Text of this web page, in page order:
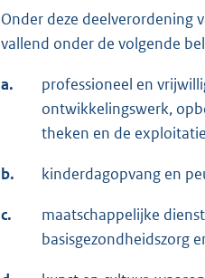
Onder deze deelverordening
vallend onder de volgende
a.
professioneel en
ontwikkelingswerk,
theken en de
b. kinderdagopvang en
c.
maatschappelijke
basisgezondheidszorg